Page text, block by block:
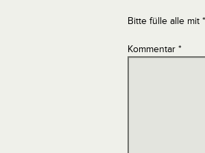
Bitte fülle alle mit
Kommentar *